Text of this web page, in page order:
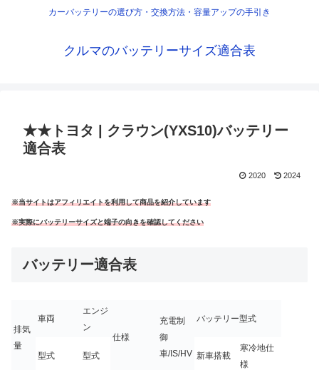
カーバッテリーの選び方・交換方法・容量アップの手引き
クルマのバッテリーサイズ適合表
★★トヨタ | クラウン(YXS10)バッテリー
適合表
2020 2024
※当サイトはアフィリエイトを利用して商品を紹介しています
※実際にバッテリーサイズと端子の向きを確認してください
バッテリー適合表
排気
量
車両
エンジ
ン
仕様
充電制
御
車/IS/HV
バッテリー型式
型式 型式 新車搭載
寒冷地仕
様